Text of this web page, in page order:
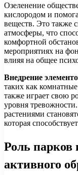
Озеленение
кислородом и
веществ. Это также
атмосферы, что
комфортной
мероприятиях на
влияя на общее
Внедрение
таких как
также играет свою
уровня
растениями
которая
Роль
активного